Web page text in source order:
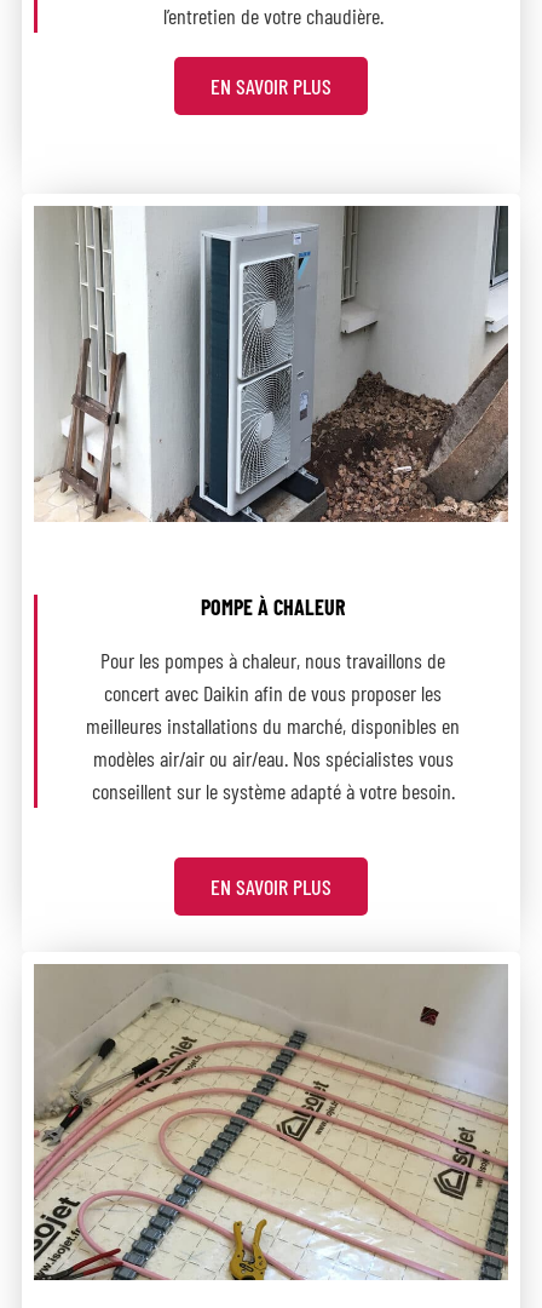
l’entretien de votre chaudière.
EN SAVOIR PLUS
POMPE À CHALEUR
Pour les pompes à chaleur, nous travaillons de
concert avec Daikin afin de vous proposer les
meilleures installations du marché, disponibles en
modèles air/air ou air/eau. Nos spécialistes vous
conseillent sur le système adapté à votre besoin.
EN SAVOIR PLUS